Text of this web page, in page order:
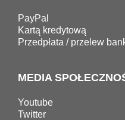
PayPal
Kartą kredytową
Przedpłata / przelew
MEDIA
Youtube
Twitter